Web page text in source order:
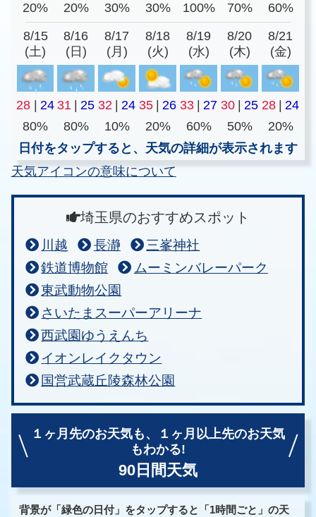
20%
20% 30% 30% 100% 70% 60%
8/15
(土)
8/16
(日)
8/17
(月)
8/18
(火)
8/19
(水)
8/20
(木)
8/21
(金)
28 24 31 25 32 24 35 26 33 27 30 25 28
24
80%
80% 10% 20% 60% 50%
20%
日付をタップすると、天気の詳細が表示されます
天気アイコンの意味について
埼玉県のおすすめスポット
川越 長瀞
三峯神社
鉄道博物館
ムーミンバレーパーク
東武動物公園
さいたまスーパーアリーナ
西武園ゆうえんち
イオンレイクタウン
国営武蔵丘陵森林公園
１ヶ月先のお天気も、
１ヶ月以上先のお天気
もわかる!
90日間天気
背景が「緑色の日付」をタップすると「1時間ごと」の天